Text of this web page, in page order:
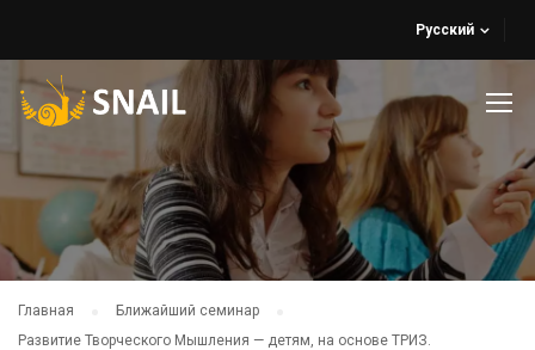
Русский
Главная
Ближайший семинар
Развитие Творческого Мышления — детям, на основе ТРИЗ.